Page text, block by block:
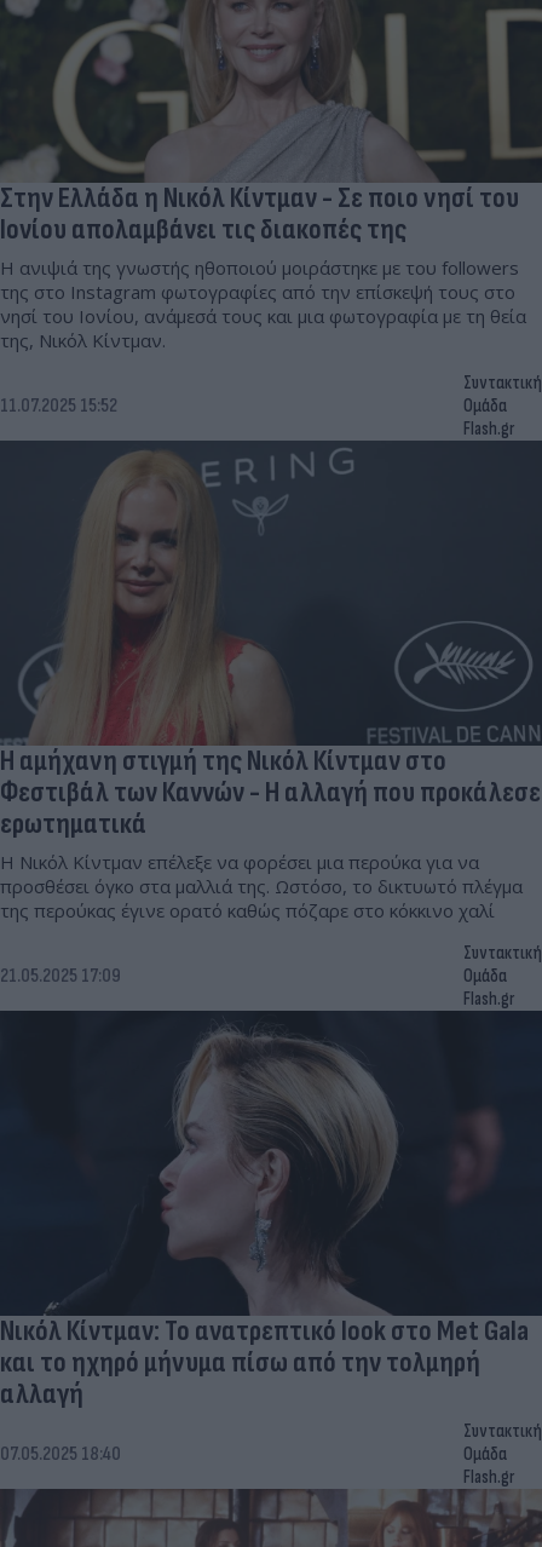
Στην Ελλάδα η Νικόλ Κίντμαν - Σε ποιο νησί του
Ιονίου απολαμβάνει τις διακοπές της
Η ανιψιά της γνωστής ηθοποιού μοιράστηκε με του followers
της στο Instagram φωτογραφίες από την επίσκεψή τους στο
νησί του Ιονίου, ανάμεσά τους και μια φωτογραφία με τη θεία
της, Νικόλ Κίντμαν.
11.07.2025 15:52
Συντακτική
Ομάδα
Flash.gr
Η αμήχανη στιγμή της Νικόλ Κίντμαν στο
Φεστιβάλ των Καννών - Η αλλαγή που προκάλεσε
ερωτηματικά
Η Νικόλ Κίντμαν επέλεξε να φορέσει μια περούκα για να
προσθέσει όγκο στα μαλλιά της. Ωστόσο, το δικτυωτό πλέγμα
της περούκας έγινε ορατό καθώς πόζαρε στο κόκκινο χαλί
21.05.2025 17:09
Συντακτική
Ομάδα
Flash.gr
Νικόλ Κίντμαν: Το ανατρεπτικό look στο Met Gala
και το ηχηρό μήνυμα πίσω από την τολμηρή
αλλαγή
07.05.2025 18:40
Συντακτική
Ομάδα
Flash.gr